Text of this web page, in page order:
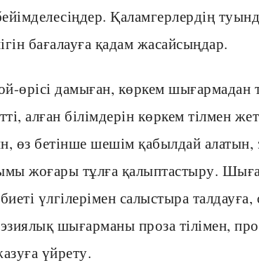
Қаламгерлердің
бағалауға қадам жасайсыңдар.
өрісі дамыған, көркем шығармадан
алған білімдерін көркем тілмен
өз бетінше шешім қабылдай алатын,
жоғары тұлға қалыптастыру.
үлгілерімен салыстыра
шығарманы проза тілімен,
үйрету.